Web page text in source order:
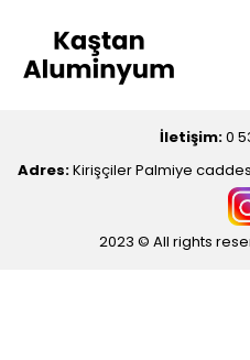
İletişim:0
Adres:Kirişçiler Palmiye
2023 © All rights